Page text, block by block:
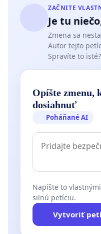
ZAČNITE
Je tu
Zmena sa
Autor tejto
Spravíte to isté?
Opíšte zmenu,
dosiahnuť
Poháňané AI
Napíšte to
silnú petíciu.
Vytvoriť